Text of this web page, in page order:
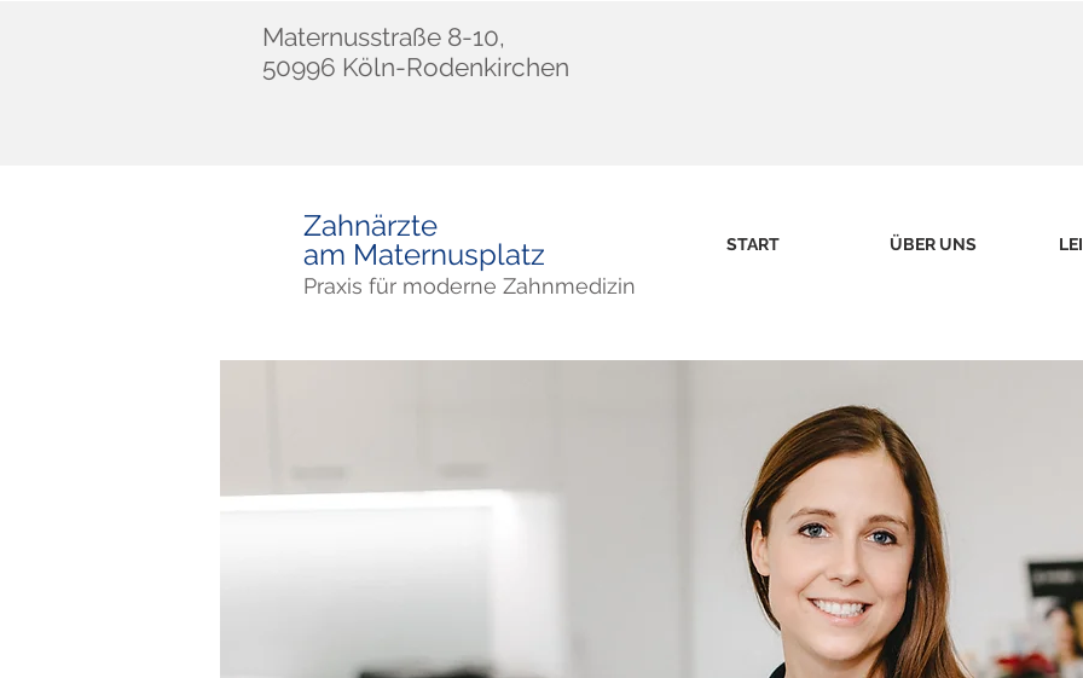
Maternusstraße 8-10,
50996 Köln-Rodenkirchen
Zahnärzte
am Maternusplatz
START ÜBER UNS
Praxis für moderne Zahnmedizin